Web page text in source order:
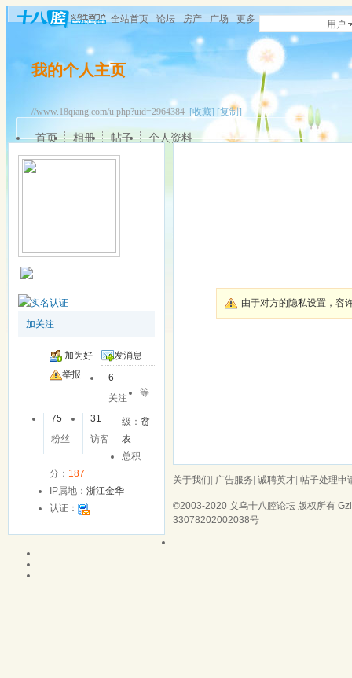
全站首页 论坛 房产 广场 更多 用户
我的个人主页
//www.18qiang.com/u.php?uid=2964384 [收藏] [复制]
首页 相册 帖子 个人资料
加关注
加为好
友
发消息
举报
6
关注
75
粉丝
31
访客
等
级：贫
农
总积
分： 187
IP属地： 浙江金华
认证：
由于对方的隐私设置，容
关于我们 广告服务 诚聘英才 帖子处理申
©2003-2020 义乌十八腔论坛 版权所有
33078202002038号